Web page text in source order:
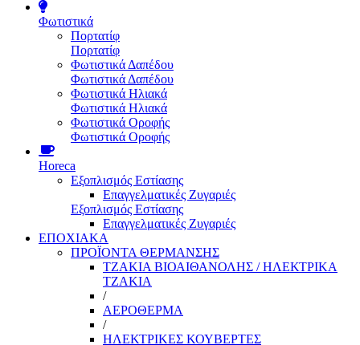
Φωτιστικά
Πορτατίφ
Πορτατίφ
Φωτιστικά Δαπέδου
Φωτιστικά Δαπέδου
Φωτιστικά Ηλιακά
Φωτιστικά Ηλιακά
Φωτιστικά Οροφής
Φωτιστικά Οροφής
Horeca
Εξοπλισμός Εστίασης
Επαγγελματικές Ζυγαριές
Εξοπλισμός Εστίασης
Επαγγελματικές Ζυγαριές
ΕΠΟΧΙΑΚΑ
ΠΡΟΪΟΝΤΑ ΘΕΡΜΑΝΣΗΣ
ΤΖΑΚΙΑ ΒΙΟΑΙΘΑΝΟΛΗΣ / ΗΛΕΚΤΡΙΚΑ
ΤΖΑΚΙΑ
/
ΑΕΡΟΘΕΡΜΑ
/
ΗΛΕΚΤΡΙΚΕΣ ΚΟΥΒΕΡΤΕΣ